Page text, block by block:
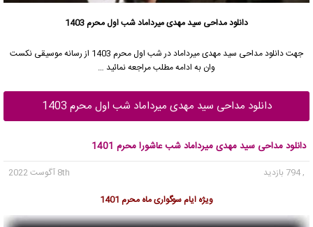
دانلود مداحی سید مهدی میرداماد شب اول محرم 1403
جهت دانلود مداحی سید مهدی میرداماد
در شب اول محرم 1403 از رسانه موسیقی نکست
وان به ادامه مطلب مراجعه نمائید …
دانلود مداحی سید مهدی میرداماد شب اول محرم 1403
دانلود مداحی سید مهدی میرداماد شب عاشورا محرم 1401
, 794 بازدید
8th آگوست 2022
ویژه ایام سوگواری ماه محرم 1401